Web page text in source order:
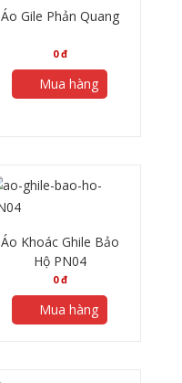
Áo Gile Phản Quang
0đ
Mua hàng
Áo Khoác Ghile Bảo
Hộ PN04
0đ
Mua hàng